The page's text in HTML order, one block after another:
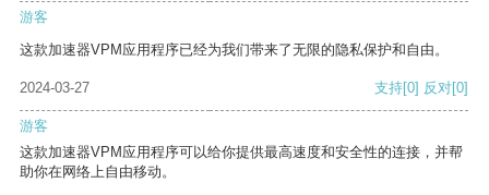
游客
这款加速器VPM应用程序已经为我们带来了无限的隐私保护和自由。
2024-03-27 支持[0] 反对[0]
游客
这款加速器VPM应用程序可以给你提供最高速度和安全性的连接，并帮
助你在网络上自由移动。